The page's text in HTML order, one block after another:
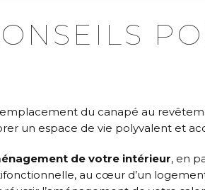
du canapé au
un espace de vie polyvalent et
de votre intérieur, en
au cœur d’un